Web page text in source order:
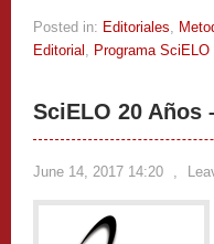
Posted in: Editoriales,
Editorial , Programa SciELO
SciELO 20 Años
June 14, 2017 14:20 ,